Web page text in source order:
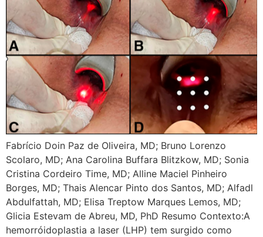
Fabrício Doin Paz de Oliveira, MD; Bruno Lorenzo
Scolaro, MD; Ana Carolina Buffara Blitzkow, MD; Sonia
Cristina Cordeiro Time, MD; Alline Maciel Pinheiro
Borges, MD; Thais Alencar Pinto dos Santos, MD; Alfadl
Abdulfattah, MD; Elisa Treptow Marques Lemos, MD;
Glicia Estevam de Abreu, MD, PhD Resumo Contexto:A
hemorróidoplastia a laser (LHP) tem surgido como